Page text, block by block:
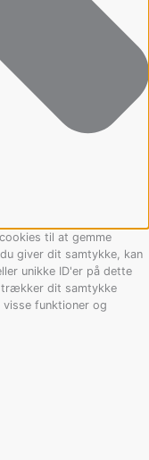
til at gemme
giver dit samtykke, kan
unikke ID'er på dette
trækker dit samtykke
funktioner og